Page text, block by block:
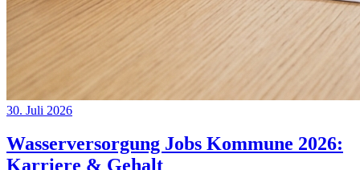
30. Juli 2026
Wasserversorgung Jobs Kommune 2026:
Karriere & Gehalt